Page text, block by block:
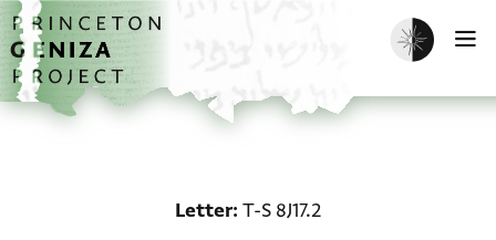
Skip to main content
home
Enable dark
Letter T-S 8J17.2